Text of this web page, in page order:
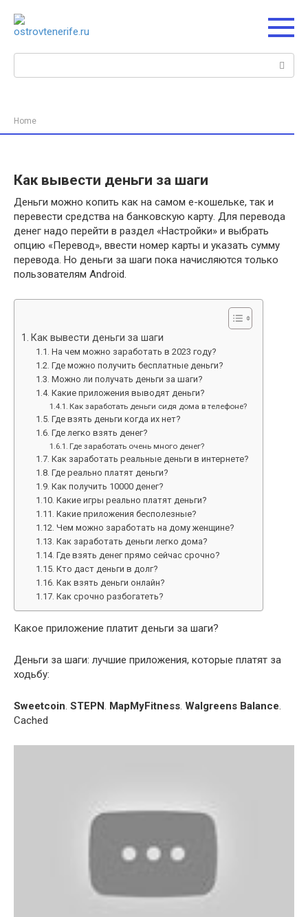
контенту
Поиск:
Home
Как вывести деньги за шаги
Деньги можно копить как на самом e-кошельке, так и
перевести средства на банковскую карту. Для перевода
денег надо перейти в раздел «Настройки» и выбрать
опцию «Перевод», ввести номер карты и указать сумму
перевода. Но деньги за шаги пока начисляются только
пользователям Android.
Как вывести деньги за шаги
На чем можно заработать в 2023 году?
Где можно получить бесплатные деньги?
Можно ли получать деньги за шаги?
Какие приложения выводят деньги?
Как заработать деньги сидя дома в телефоне?
Где взять деньги когда их нет?
Где легко взять денег?
Где заработать очень много денег?
Как заработать реальные деньги в интернете?
Где реально платят деньги?
Как получить 10000 денег?
Какие игры реально платят деньги?
Какие приложения бесполезные?
Чем можно заработать на дому женщине?
Как заработать деньги легко дома?
Где взять денег прямо сейчас срочно?
Кто даст деньги в долг?
Как взять деньги онлайн?
Как срочно разбогатеть?
Какое приложение платит деньги за шаги?
Деньги за шаги: лучшие приложения, которые платят за
ходьбу:
Sweetcoin. STEPN. MapMyFitness. Walgreens Balance.
Cached